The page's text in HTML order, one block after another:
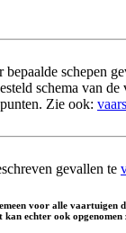
bepaalde schepen
schema van de
Zie ook:
gevallen te
voor alle vaartuigen
echter ook